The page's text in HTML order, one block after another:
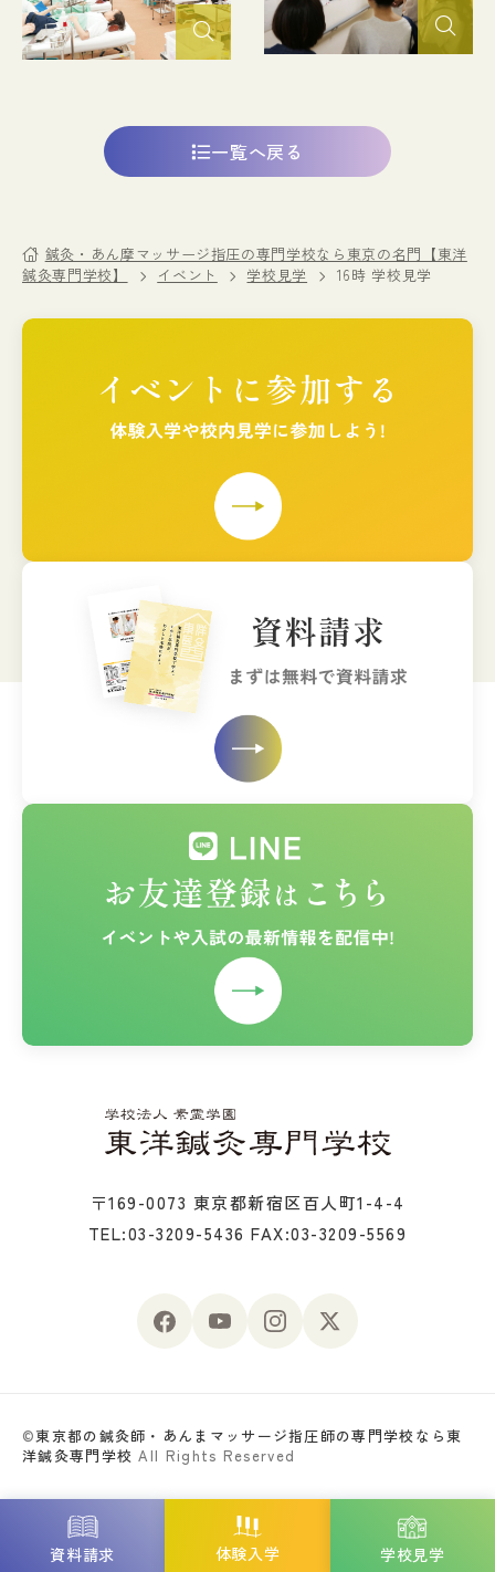
一覧へ戻る
鍼灸・あん摩マッサージ指圧の専門学校なら東京の名門【東洋
鍼灸専門学校】
イベント 学校見学 16時 学校見学
〒169-0073 東京都新宿区百人町1-4-4
TEL:03-3209-5436 FAX:03-3209-5569
©東京都の鍼灸師・あんまマッサージ指圧師の専門学校なら東
洋鍼灸専門学校 All Rights Reserved
資料請求 体験入学 学校見学